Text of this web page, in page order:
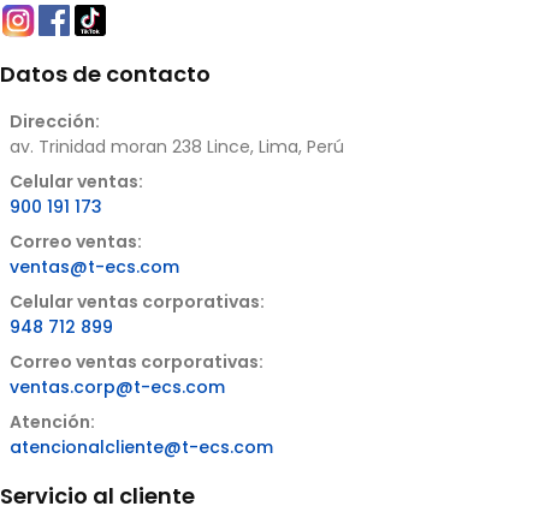
Datos de contacto
Dirección:
av. Trinidad moran 238 Lince, Lima, Perú
Celular ventas:
900 191 173
Correo ventas:
ventas@t-ecs.com
Celular ventas corporativas:
948 712 899
Correo ventas corporativas:
ventas.corp@t-ecs.com
Atención:
atencionalcliente@t-ecs.com
Servicio al cliente